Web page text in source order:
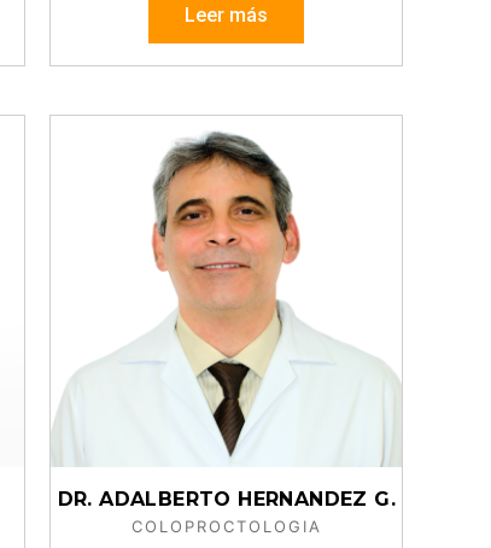
Leer más
DR. ADALBERTO HERNANDEZ G.
COLOPROCTOLOGIA